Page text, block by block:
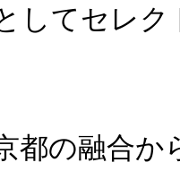
してセレ
都の融合か